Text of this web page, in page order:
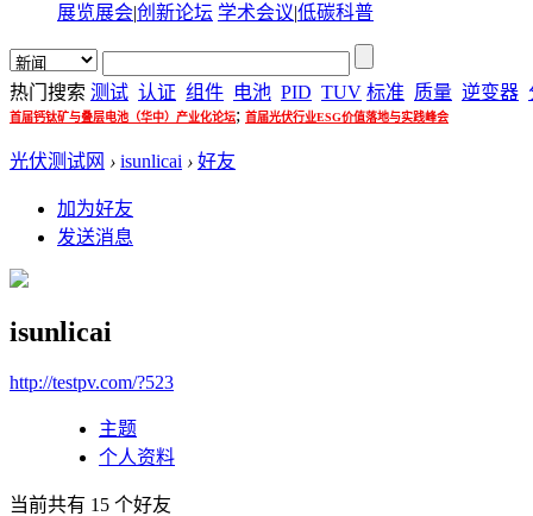
展览展会|创新论坛 学术会议|低碳科普
热门搜索 测试 认证 组件 电池 PID TUV 标准 质量 逆变器
首届钙钛矿与叠层电池（华中）产业化论坛; 首届光伏行业ESG价值落地与实践峰会
光伏测试网 › isunlicai › 好友
加为好友
发送消息
isunlicai
http://testpv.com/?523
主题
个人资料
当前共有 15 个好友